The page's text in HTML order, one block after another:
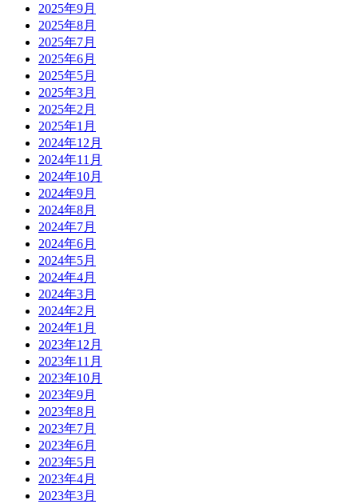
2025年9月
2025年8月
2025年7月
2025年6月
2025年5月
2025年3月
2025年2月
2025年1月
2024年12月
2024年11月
2024年10月
2024年9月
2024年8月
2024年7月
2024年6月
2024年5月
2024年4月
2024年3月
2024年2月
2024年1月
2023年12月
2023年11月
2023年10月
2023年9月
2023年8月
2023年7月
2023年6月
2023年5月
2023年4月
2023年3月